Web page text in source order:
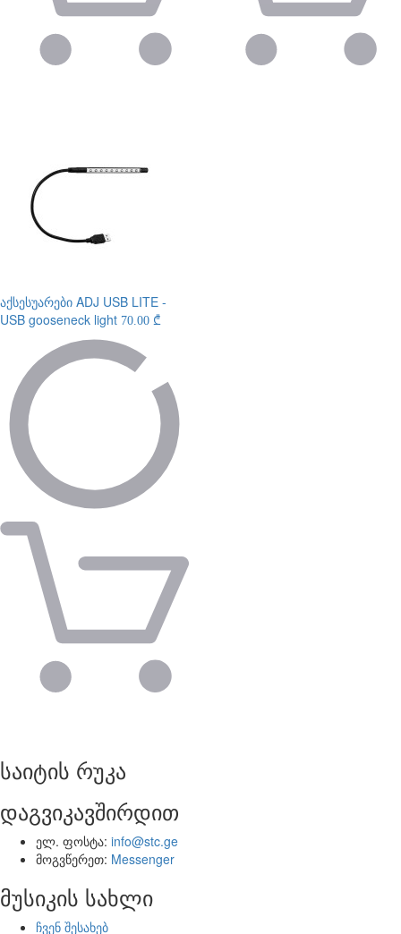
აქსესუარები ADJ USB LITE -
USB gooseneck light 70.00 ₾
საიტის რუკა
დაგვიკავშირდით
ელ. ფოსტა: info@stc.ge
მოგვწერეთ: Messenger
მუსიკის სახლი
ჩვენ შესახებ